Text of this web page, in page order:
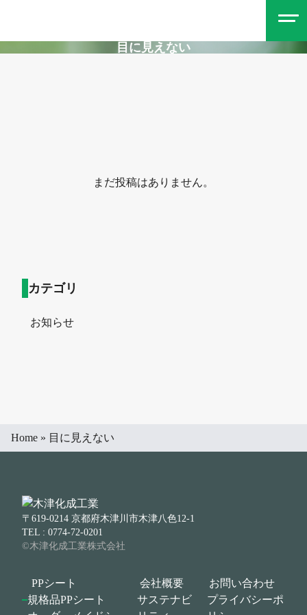
目に見えない
まだ投稿はありません。
カテゴリ
お知らせ
Home » 目に見えない
〒619-0214 京都府木津川市木津八色12-1
TEL : 0774-72-0201
©木津化成工業株式会社
PPシート
規格品PPシート
会社概要
サステナビ
お問い合わせ
プライバシーポ